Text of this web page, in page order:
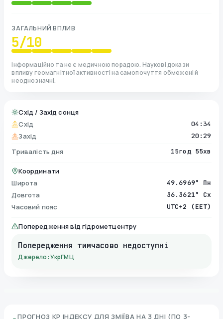
ЗАГАЛЬНИЙ ВПЛИВ
5/10
Інформаційно та не є медичною порадою. Наукові докази
впливу геомагнітної активності на самопочуття обмежені й
неоднозначні.
Схід / Захід сонця
Схід
04:34
Захід 20:29
Тривалість дня 15год 55хв
Координати
Широта
49.6969° Пн
Довгота 36.3621° Сх
Часовий пояс UTC+2 (EET)
Попередження від гідрометцентру
Попередження тимчасово недоступні
Джерело: УкрГМЦ
ПРОГНОЗ KP ІНДЕКСУ ДЛЯ ЗМІЇВА НА 3 ДНІ (ПО 3-